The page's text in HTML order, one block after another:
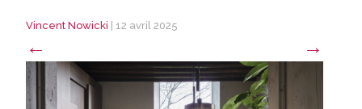
Vincent Nowicki 12 avril 2025
← →